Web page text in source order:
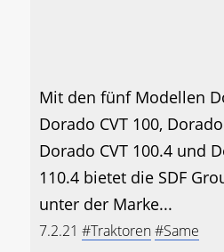
Mit den fünf Modellen
Dorado CVT 100,
Dorado CVT 100.4 und
110.4 bietet die SDF
unter der Marke...
7.2.21 #Traktoren#Same